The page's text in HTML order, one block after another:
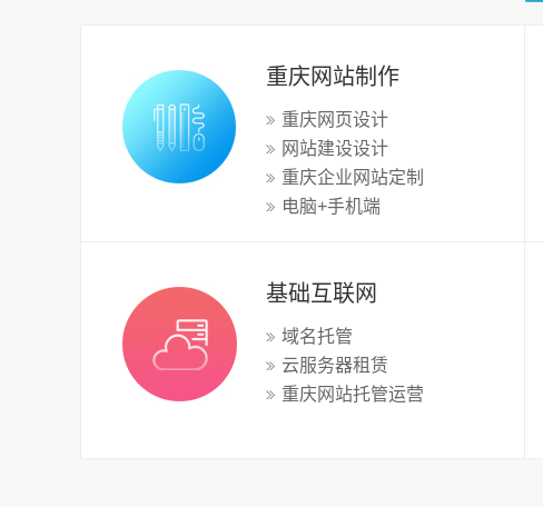
重庆网站制作
重庆网页设计
网站建设设计
重庆企业网站定制
电脑+手机端
基础互联网
域名托管
云服务器租赁
重庆网站托管运营